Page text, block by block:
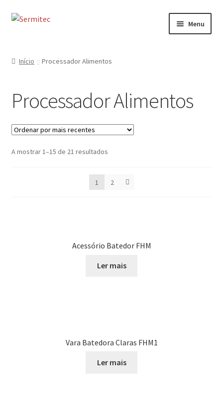
Ir
Saltar
Menu
Loja de Acessórios
Serviços
Contactos
Início Processador Alimentos
Processador Alimentos
A mostrar 1–15 de 21 resultadosOrdenado
recentes
1 2
Acessório Batedor FHM
Ler mais
Vara Batedora Claras FHM1
Ler mais